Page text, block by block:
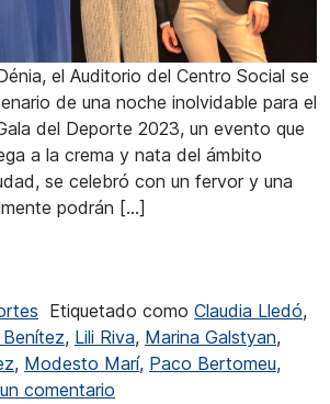
el Auditorio del Centro Social se
de una noche inolvidable para el
del Deporte 2023, un evento que
a la crema y nata del ámbito
se celebró con un fervor y una
podrán […]
Etiquetado como Claudia Lledó,
Benítez, Lili Riva, Marina Galstyan,
, Modesto Marí, Paco Bertomeu,
comentario